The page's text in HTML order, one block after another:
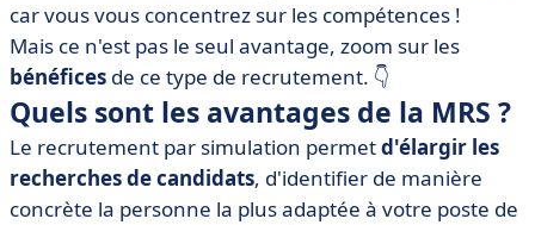
car vous vous concentrez sur les compétences !
Mais ce n'est pas le seul avantage, zoom sur les
bénéfices de ce type de recrutement. 👇
Quels sont les avantages de la MRS ?
Le recrutement par simulation permetd'élargir les
recherches de candidats, d'identifier de manière
concrète la personne la plus adaptée à votre poste de